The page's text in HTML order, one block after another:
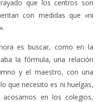
que los centros son
con medidas que «ni
es buscar, como en la
la fórmula, una relación
y el maestro, con una
que necesito es ni huelgas,
en los colegios,